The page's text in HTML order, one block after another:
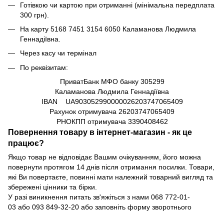
Готівкою чи картою при отриманні (мінімальна передплата
300 грн).
На карту 5168 7451 3154 6050 Каламанова Людмила
Геннадіївна.
Через касу чи термінал
По реквізитам:
ПриватБанк МФО банку 305299
Каламанова Людмила Геннадіївна
IBAN UA903052990000026203747065409
Рахунок отримувача 26203747065409
РНОКПП отримувача 3390408462
Повернення товару в інтернет-магазин - як це
працює?
Якщо товар не відповідає Вашим очікуванням, його можна
повернути протягом 14 днів після отримання посилки. Товари,
які Ви повертаєте, повинні мати належний товарний вигляд та
збережені цінники та бірки.
У разі виникнення питать зв'яжіться з нами 068 772-01-
03 або 093 849-32-20 або заповніть форму зворотнього